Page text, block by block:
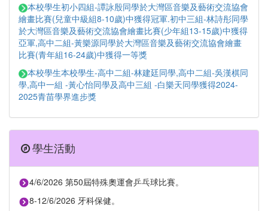
本校學生初小四組-譚詠殷同學於大灣區音樂及藝術交流協會
繪畫比賽(兒童中級組8-10歲)中獲得冠軍.初中三組-林詩彤同學
於大灣區音樂及藝術交流協會繪畫比賽(少年組13-15歲)中獲得
亞軍,高中二組-黃樂源同學於大灣區音樂及藝術交流協會繪畫
比賽(青年組16-24歲)中獲得一等獎
本校學生本校學生-高中二組-林建廷同學,高中二組-吳漢棋同
學,高中一組 -黃心怡同學及高中三組 -白樂天同學獲得2024-
2025青苗學界進步獎
學生活動
4/6/2026 第50屆特殊奧運會乒乓球比賽。
8-12/6/2026 牙科保健。